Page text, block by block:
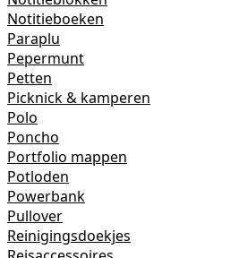
Notitieboeken
Paraplu
Pepermunt
Petten
Picknick & kamperen
Polo
Poncho
Portfolio mappen
Potloden
Powerbank
Pullover
Reinigingsdoekjes